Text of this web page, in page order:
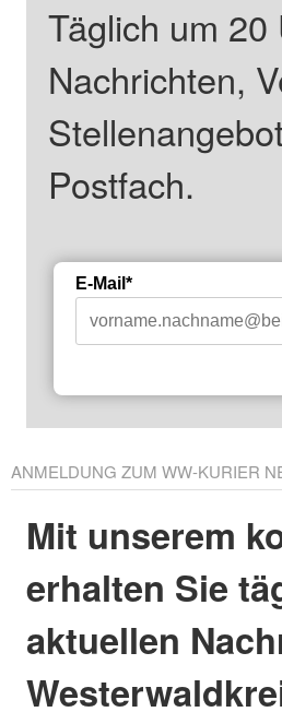
Täglich um
Nachrichten,
Postfach.
E-Mail*
ANMELDUNG ZUM WW-KURIER
Mit unserem
erhalten Sie
aktuellen